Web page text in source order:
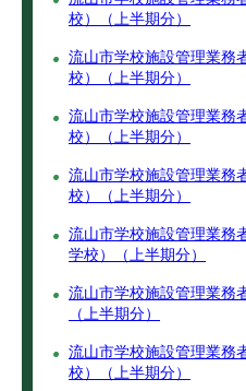
校）（上半期分）
流山市学校施設管理業務
校）（上半期分）
流山市学校施設管理業務
校）（上半期分）
流山市学校施設管理業務
校）（上半期分）
流山市学校施設管理業務
学校）（上半期分）
流山市学校施設管理業務
（上半期分）
流山市学校施設管理業務
校）（上半期分）